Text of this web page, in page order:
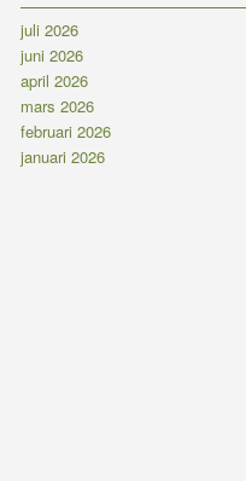
juli 2026
juni 2026
april 2026
mars 2026
februari 2026
januari 2026